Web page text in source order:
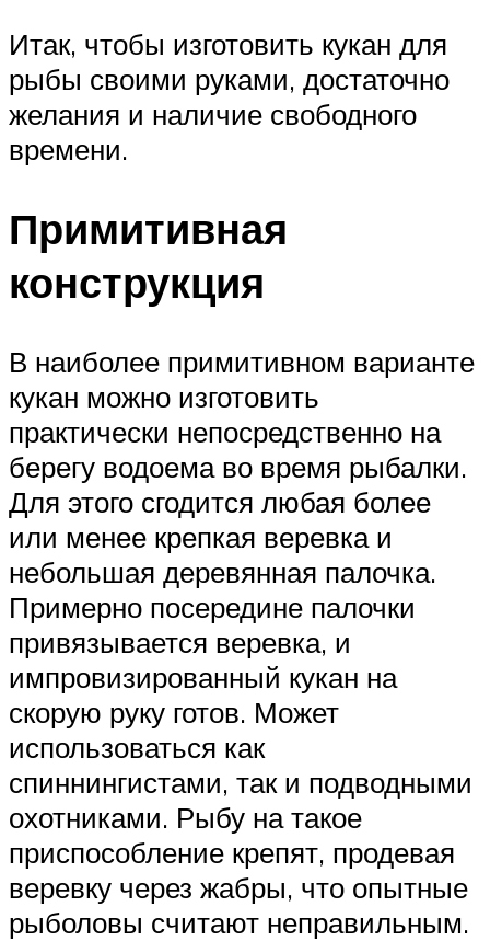
Итак, чтобы изготовить кукан для
рыбы своими руками, достаточно
желания и наличие свободного
времени.
Примитивная
конструкция
В наиболее примитивном варианте
кукан можно изготовить
практически непосредственно на
берегу водоема во время рыбалки.
Для этого сгодится любая более
или менее крепкая веревка и
небольшая деревянная палочка.
Примерно посередине палочки
привязывается веревка, и
импровизированный кукан на
скорую руку готов. Может
использоваться как
спиннингистами, так и подводными
охотниками. Рыбу на такое
приспособление крепят, продевая
веревку через жабры, что опытные
рыболовы считают неправильным.